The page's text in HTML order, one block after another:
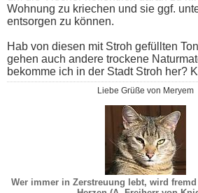
Wohnung zu kriechen und sie ggf.
entsorgen zu können.
Hab von diesen mit Stroh gefüllten
gehen auch andere trockene
bekomme ich in der Stadt Stroh her?
Liebe Grüße von Meryem
Wer immer in Zerstreuung lebt, wird